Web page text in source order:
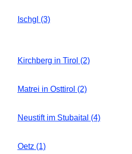
Ischgl (3)
Kirchberg in Tirol (2)
Matrei in Osttirol (2)
Neustift im Stubaital (4)
Oetz (1)